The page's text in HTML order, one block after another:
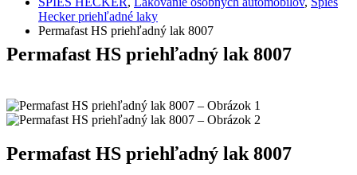
Hecker priehľadné laky
Permafast HS priehľadný lak 8007
Permafast HS priehľadný lak 8007
Permafast HS priehľadný lak 8007